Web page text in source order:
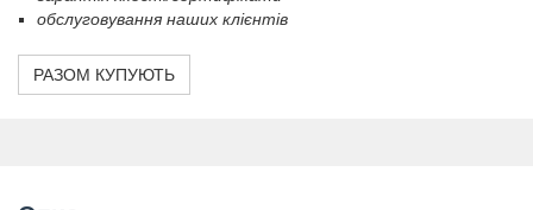
обслуговування наших клієнтів
РАЗОМ КУПУЮТЬ